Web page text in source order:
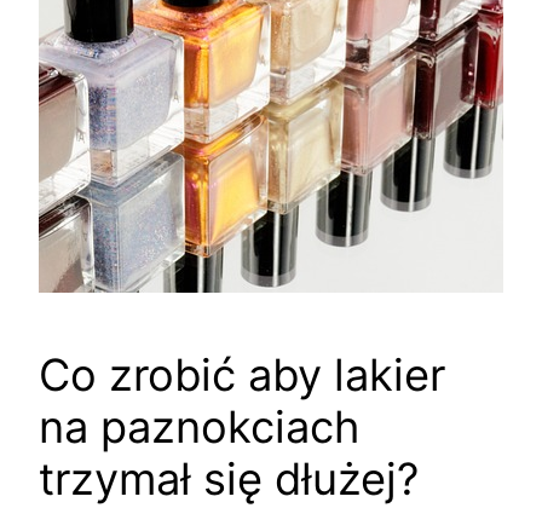
Co zrobić aby lakier
na paznokciach
trzymał się dłużej?